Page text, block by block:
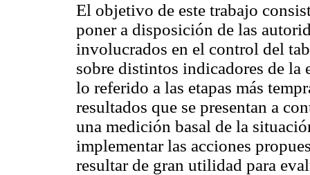
El objetivo de este trabajo
poner a disposición de las
involucrados en el control del
sobre distintos indicadores de la
lo referido a las etapas más
resultados que se presentan a
una medición basal de la
implementar las acciones
resultar de gran utilidad para